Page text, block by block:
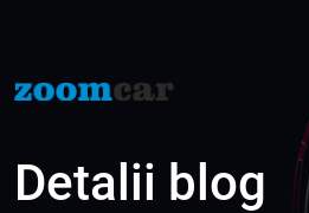
Detalii blog